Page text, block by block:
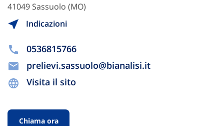
41049 Sassuolo (MO)
Indicazioni
0536815766
prelievi.sassuolo@bianalisi.it
Visita il sito
Chiama ora